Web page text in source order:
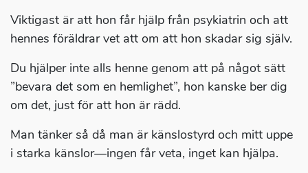
Viktigast är att hon får hjälp från psykiatrin och att
hennes föräldrar vet att om att hon skadar sig själv.
Du hjälper inte alls henne genom att på något sätt
”bevara det som en hemlighet”, hon kanske ber dig
om det, just för att hon är rädd.
Man tänker så då man är känslostyrd och mitt uppe
i starka känslor—ingen får veta, inget kan hjälpa.